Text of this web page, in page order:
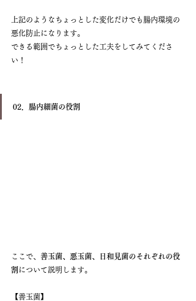
上記のようなちょっとした変化だけでも腸内環境の
悪化防止になります。
できる範囲でちょっとした工夫をしてみてくださ
い！
02．腸内細菌の役割
ここで、 善玉菌、悪玉菌、日和見菌のそれぞれの役
割 について説明します。
【善玉菌】